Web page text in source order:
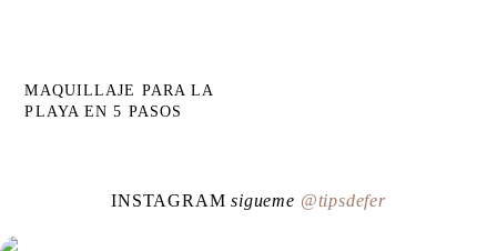
MAQUILLAJE PARA LA
PLAYA EN 5 PASOS
INSTAGRAMsigueme @tipsdefer